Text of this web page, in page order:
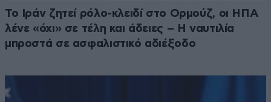
Το Ιράν ζητεί ρόλο-κλειδί στο Ορμούζ, οι ΗΠΑ
λένε «όχι» σε τέλη και άδειες – Η ναυτιλία
μπροστά σε ασφαλιστικό αδιέξοδο